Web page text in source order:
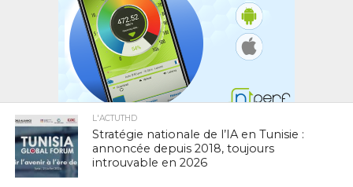
L'ACTUTHD
Stratégie nationale de l’IA en Tunisie :
annoncée depuis 2018, toujours
introuvable en 2026